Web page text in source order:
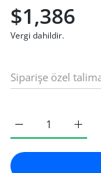
$1,386
Vergi dahildir.
Siyah Banyo